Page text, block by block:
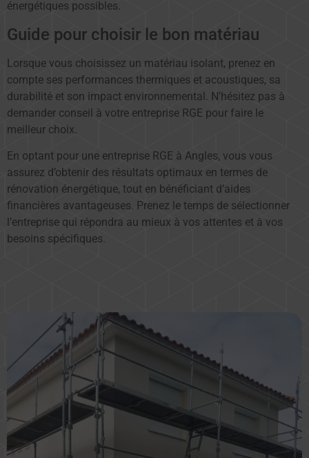
énergétiques possibles.
Guide pour choisir le bon matériau
Lorsque vous choisissez un matériau isolant, prenez en
compte ses performances thermiques et acoustiques, sa
durabilité et son impact environnemental. N’hésitez pas à
demander conseil à votre entreprise RGE pour faire le
meilleur choix.
En optant pour une entreprise RGE à Angles, vous vous
assurez d’obtenir des résultats optimaux en termes de
rénovation énergétique, tout en bénéficiant d’aides
financières avantageuses. Prenez le temps de sélectionner
l’entreprise qui répondra au mieux à vos attentes et à vos
besoins spécifiques.